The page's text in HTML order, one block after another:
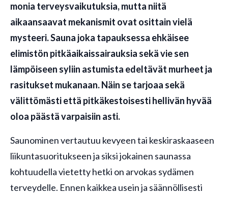
monia terveysvaikutuksia,mutta niitä
aikaansaavat mekanismit ovat osittain vielä
mysteeri. Sauna joka tapauksessa ehkäisee
elimistön pitkäaikaissairauksia sekä vie sen
lämpöiseen syliin astumista edeltävät murheet ja
rasitukset mukanaan. Näin se tarjoaa sekä
välittömästi että pitkäkestoisesti hellivän hyvää
oloa päästä varpaisiin asti.
Saunominen vertautuu kevyeen tai keskiraskaaseen
liikuntasuoritukseen ja siksi jokainen saunassa
kohtuudella vietetty hetki on arvokas sydämen
terveydelle. Ennen kaikkea usein ja säännöllisesti